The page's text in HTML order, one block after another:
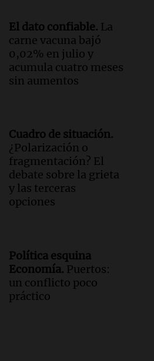
de Economía de Santa
impacto del fallo sobre
la provincia
El dato confiable. La
carne vacuna bajó
0,02% en julio y
acumula cuatro meses
sin aumentos
Cuadro de situación.
¿Polarización o
fragmentación? El
debate sobre la grieta
y las terceras
opciones
Política esquina
Economía. Puertos:
un conflicto poco
práctico